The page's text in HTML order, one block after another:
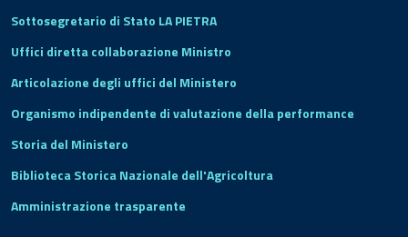
Sottosegretario di Stato LA PIETRA
Uffici diretta collaborazione Ministro
Articolazione degli uffici del Ministero
Organismo indipendente di valutazione della performance
Storia del Ministero
Biblioteca Storica Nazionale dell'Agricoltura
Amministrazione trasparente